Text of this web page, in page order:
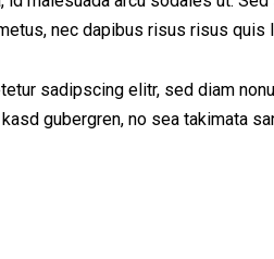
nec dapibus risus risus quis
sadipscing elitr, sed diam
gubergren, no sea takimata